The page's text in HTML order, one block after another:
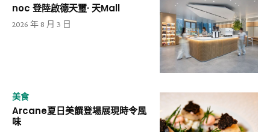
noc 登陸啟德天璽· 天Mall
2026 年 8 月 3 日
美食
Arcane夏日美饌登場展現時令風
味